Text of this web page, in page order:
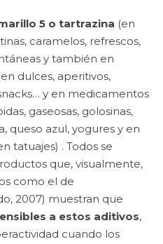
5 o tartrazina (en
caramelos, refrescos,
y también en
dulces, aperitivos,
y en medicamentos
gaseosas, golosinas,
queso azul, yogures y en
tatuajes) . Todos se
que, visualmente,
como el de
2007) muestran que
a estos aditivos,
cuando los